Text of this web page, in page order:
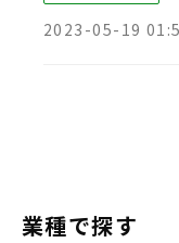
2023-05-19
業種で探す